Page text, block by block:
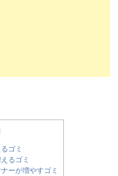
ゴミ
るゴミ
ーが増やすゴミ